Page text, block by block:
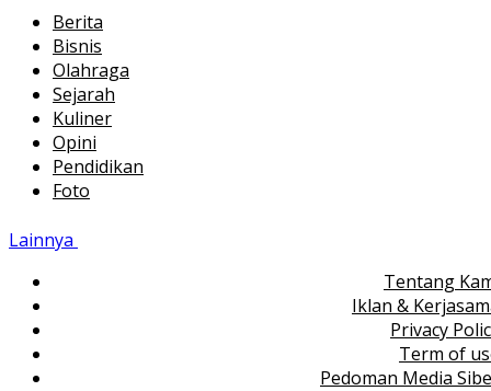
Berita
Bisnis
Olahraga
Sejarah
Kuliner
Opini
Pendidikan
Foto
Lainnya
Tentang
Iklan &
Privacy
Term of
Pedoman Media